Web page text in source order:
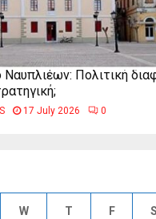
Πολιτική
17 July 2026 0
W T F S